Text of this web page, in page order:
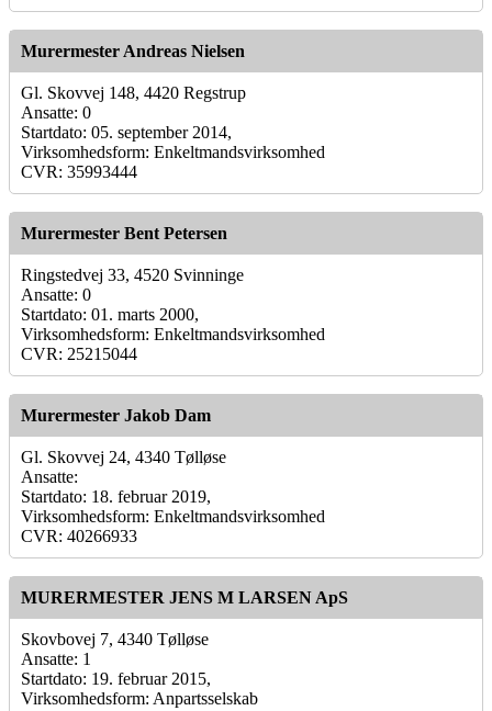
Murermester Andreas Nielsen
Gl. Skovvej 148, 4420 Regstrup
Ansatte: 0
Startdato: 05. september 2014,
Virksomhedsform: Enkeltmandsvirksomhed
CVR: 35993444
Murermester Bent Petersen
Ringstedvej 33, 4520 Svinninge
Ansatte: 0
Startdato: 01. marts 2000,
Virksomhedsform: Enkeltmandsvirksomhed
CVR: 25215044
Murermester Jakob Dam
Gl. Skovvej 24, 4340 Tølløse
Ansatte:
Startdato: 18. februar 2019,
Virksomhedsform: Enkeltmandsvirksomhed
CVR: 40266933
MURERMESTER JENS M LARSEN ApS
Skovbovej 7, 4340 Tølløse
Ansatte: 1
Startdato: 19. februar 2015,
Virksomhedsform: Anpartsselskab